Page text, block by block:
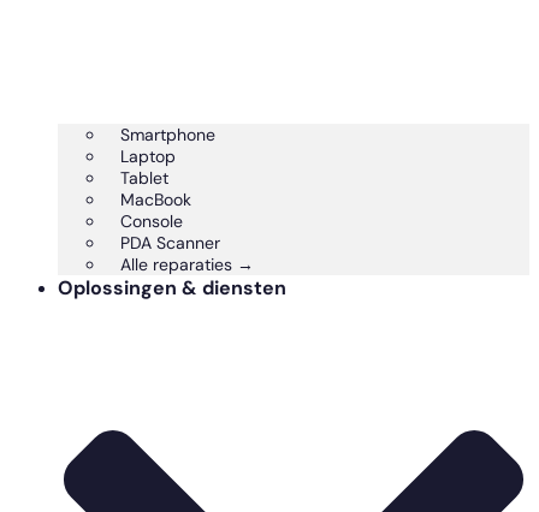
Smartphone
Laptop
Tablet
MacBook
Console
PDA Scanner
Alle reparaties →
Oplossingen & diensten